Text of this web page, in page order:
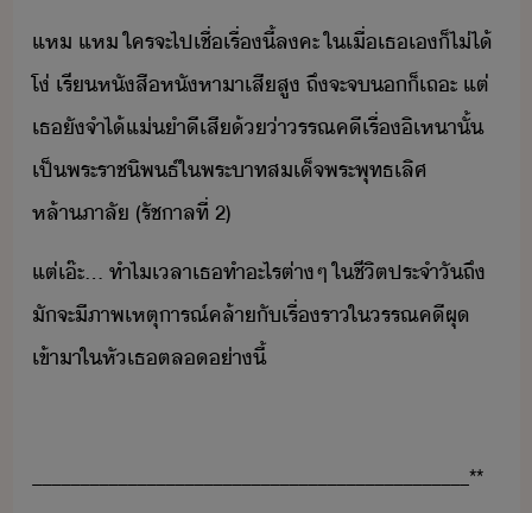
​แห​ ​แห​ ​ใคร​จะ​ไป​เชื่​เรื่​ี้​ล​คะ​ ​ใเื่​เธ​เ​็​ไ่ไ้​
โ่​ ​เรีหัสื​หั​หาา​เสี​สู​ ​ถึ​จะ​จ​​็​เถะ​ ​แต่​
เธ​ั​จำไ้​แ่ำ​ี​เสี​้​่าร​รณ​คี​เรื่​ิเหา​ั้​
เป็​พระราชิพธ์​ใ​พระาทสเ็จพระพุทธเลิศ
หล้าภาลั​ ​(​รัชาล​ที่​ ​2)
​แต่​เ๊ะ​...​ ​ทำไ​เลา​เธ​ทำ​ะไร​ต่าๆ​ ​ใ​ชีิตประจำั​ถึ​
ัจะ​ี​ภาพ​เหตุารณ์​คล้า​ั​เรื่รา​ใ​รรณคี​ผุ​
เข้าา​ใ​หั​เธ​ตล​่าี้
______________________________________________**